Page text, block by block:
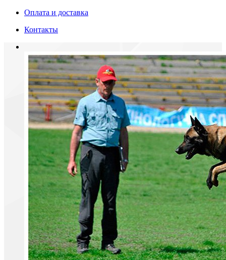
Оплата и доставка
Контакты